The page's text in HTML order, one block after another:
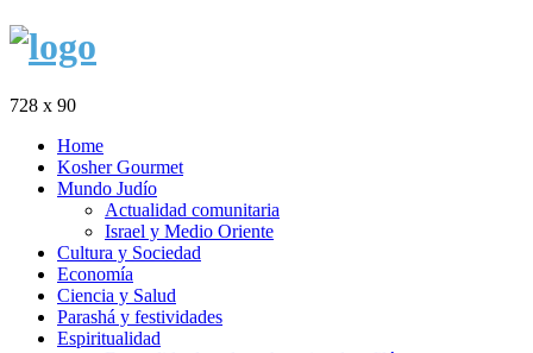
728 x 90
Home
Kosher Gourmet
Mundo Judío
Actualidad comunitaria
Israel y Medio Oriente
Cultura y Sociedad
Economía
Ciencia y Salud
Parashá y festividades
Espiritualidad